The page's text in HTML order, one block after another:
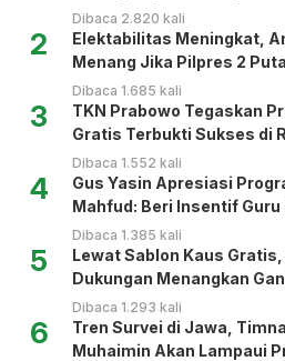
Dibaca 2.820 kali
2
Elektabilitas Meningkat,
Menang Jika Pilpres 2
Dibaca 1.685 kali
3
TKN Prabowo Tegaskan
Gratis Terbukti Sukses di
Dibaca 1.552 kali
4
Gus Yasin Apresiasi
Mahfud: Beri Insentif Guru
Dibaca 1.385 kali
5
Lewat Sablon Kaus
Dukungan Menangkan
Dibaca 1.293 kali
6
Tren Survei di Jawa,
Muhaimin Akan Lampaui